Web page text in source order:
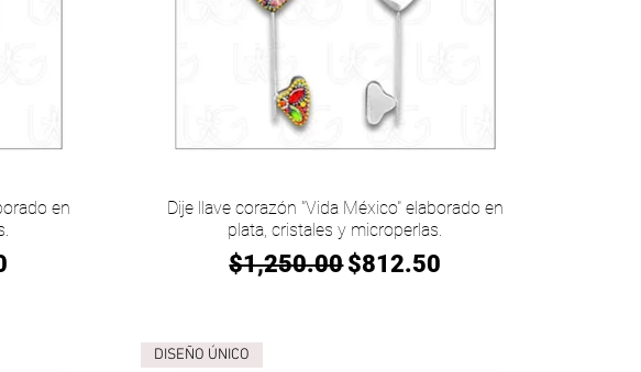
en
oferta
Vista rápida
Dije llave corazón "Vida México" elaborado en
plata, cristales y microperlas.
Precio
$1,250.00Precio de oferta
$812.50
DISEÑO ÚNICO